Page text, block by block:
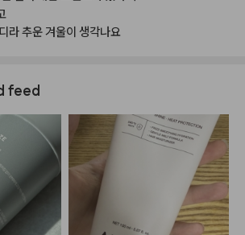
라추운겨울이 생각나요
feed